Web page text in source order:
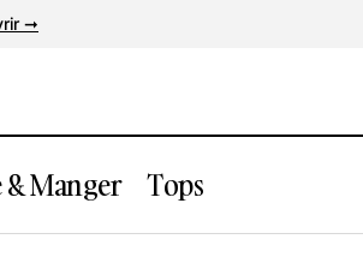
➞
Manger Tops